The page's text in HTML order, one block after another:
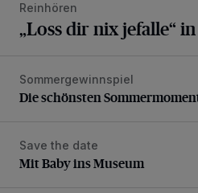
Reinhören
„Loss dir nix jefalle“ in
Die schönsten
Sommergewinnspiel
Die schönsten
Mit Baby ins Museum
Save the date
Mit Baby ins Museum